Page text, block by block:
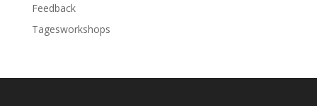
Feedback
Tagesworkshops